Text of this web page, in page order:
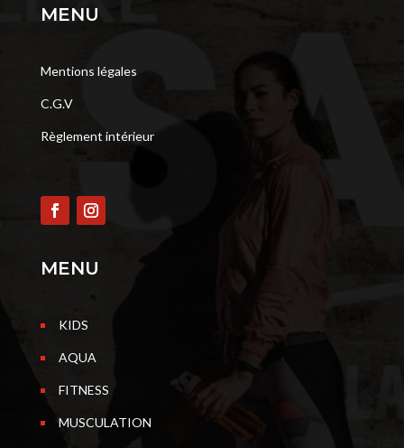
MENU
Mentions légales
C.G.V
Règlement intérieur
MENU
KIDS
AQUA
FITNESS
MUSCULATION